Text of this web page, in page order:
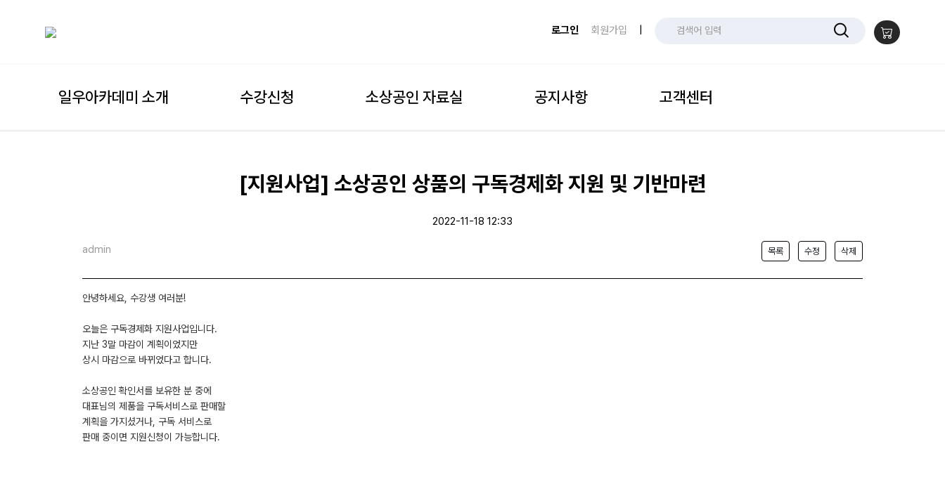
로그인 회원가입
일우아카데미 소개 수강신청 소상공인 자료실 공지사항 고객센터
[지원사업] 소상공인 상품의 구독경제화 지원 및 기반마련
2022-11-18 12:33
admin 목록 수정 삭제
안녕하세요, 수강생 여러분!
오늘은 구독경제화 지원사업입니다.
지난 3말 마감이 계획이었지만
상시 마감으로 바뀌었다고 합니다.
소상공인 확인서를 보유한 분 중에
대표님의 제품을 구독서비스로 판매할
계획을 가지셨거나, 구독 서비스로
판매 중이면 지원신청이 가능합니다.